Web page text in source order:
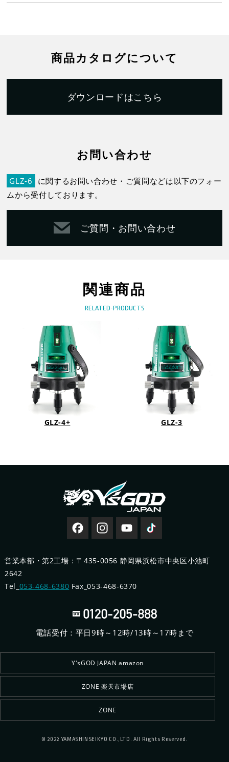
商品カタログについて
ダウンロードはこちら
お問い合わせ
GLZ-6
に関するお問い合わせ・ご質問などは以下のフォー
ムから受付しております。
ご質問・お問い合わせ
関連商品
RELATED-PRODUCTS
GLZ-4+ GLZ-3
営業本部・第2工場：〒435-0056 静岡県浜松市中央区小池町
2642
Tel_ 053-468-6380 Fax_053-468-6370
電話受付：平日9時～12時/13時～17時まで
Y'sGOD JAPAN amazon
ZONE 楽天市場店
ZONE
© 2022 YAMASHINSEIKYO CO.,LTD. All Rights Reserved.